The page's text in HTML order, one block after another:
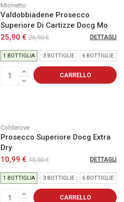
Mionetto
Valdobbiadene Prosecco
Superiore Di Cartizze Docg Mo
25,90 €26,90 € DETTAGLI
1 BOTTIGLIA 3 BOTTIGLIE 6 BOTTIGLIE
CARRELLO
Colderove
Prosecco Superiore Docg Extra
Dry
10,99 €13,50 € DETTAGLI
1 BOTTIGLIA 3 BOTTIGLIE 6 BOTTIGLIE
CARRELLO